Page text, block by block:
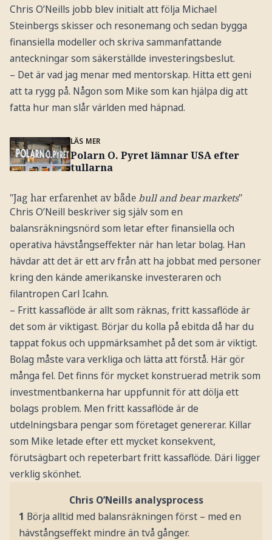
Chris O’Neills jobb blev initialt att följa Michael
Steinbergs skisser och resonemang och sedan bygga
finansiella modeller och skriva sammanfattande
anteckningar som säkerställde investeringsbeslut.
– Det är vad jag menar med mentorskap. Hitta ett geni
att ta rygg på. Någon som Mike som kan hjälpa dig att
fatta hur man slår världen med häpnad.
LÄS MER
Polarn O. Pyret lämnar USA efter
tullarna
"Jag har erfarenhet av bådebull and bear markets"
Chris O’Neill beskriver sig själv som en
balansräkningsnörd som letar efter finansiella och
operativa hävstångseffekter när han letar bolag. Han
hävdar att det är ett arv från att ha jobbat med personer
kring den kände amerikanske investeraren och
filantropen Carl Icahn.
– Fritt kassaflöde är allt som räknas, fritt kassaflöde är
det som är viktigast. Börjar du kolla på ebitda då har du
tappat fokus och uppmärksamhet på det som är viktigt.
Bolag måste vara verkliga och lätta att förstå. Här gör
många fel. Det finns för mycket konstruerad metrik som
investmentbankerna har uppfunnit för att dölja ett
bolags problem. Men fritt kassaflöde är de
utdelningsbara pengar som företaget genererar. Killar
som Mike letade efter ett mycket konsekvent,
förutsägbart och repeterbart fritt kassaflöde. Däri ligger
verklig skönhet.
Chris O’Neills analysprocess
1 Börja alltid med balansräkningen först – med en
hävstångseffekt mindre än två gånger.